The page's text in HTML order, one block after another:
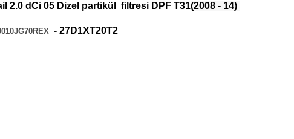
2.0 dCi 05 Dizel partikül filtresi DPFT31(2008 - 14)
- 27D1XT20T2